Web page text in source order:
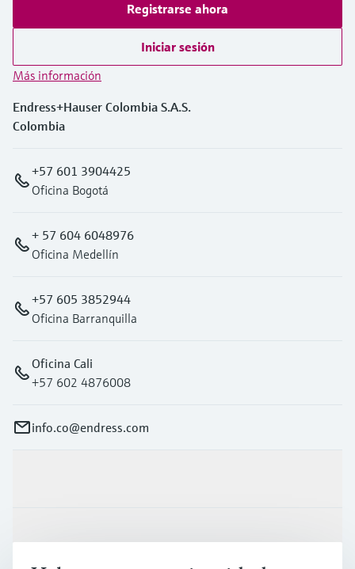
Registrarse ahora
Iniciar sesión
Más información
Endress+Hauser Colombia S.A.S.
Colombia
+57 601 3904425
Oficina Bogotá
+ 57 604 6048976
Oficina Medellín
+57 605 3852944
Oficina Barranquilla
Oficina Cali
+57 602 4876008
info.co@endress.com